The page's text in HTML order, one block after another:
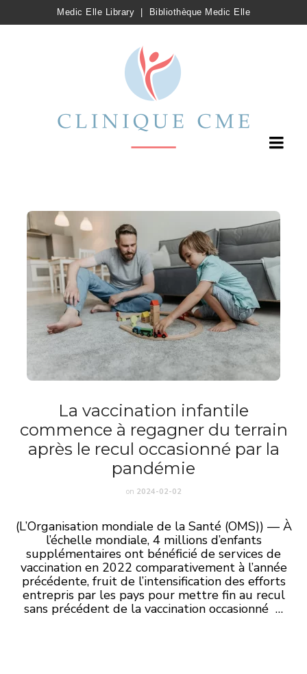
Medic Elle Library Bibliothèque Medic Elle
La vaccination infantile
commence à regagner du terrain
après le recul occasionné par la
pandémie
on 2024-02-02
(L’Organisation mondiale de la Santé (OMS)) — À
l’échelle mondiale, 4 millions d’enfants
supplémentaires ont bénéficié de services de
vaccination en 2022 comparativement à l’année
précédente, fruit de l’intensification des efforts
entrepris par les pays pour mettre fin au recul
sans précédent de la vaccination occasionné …